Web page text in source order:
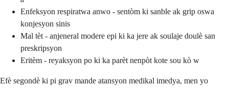
Enfeksyon respiratwa anwo - sentòm ki sanble ak grip oswa
konjesyon sinis
Mal tèt - anjeneral modere epi ki ka jere ak soulaje doulè san
preskripsyon
Eritèm - reyaksyon po ki ka parèt nenpòt kote sou kò w
Efè segondè ki pi grav mande atansyon medikal imedya, men yo